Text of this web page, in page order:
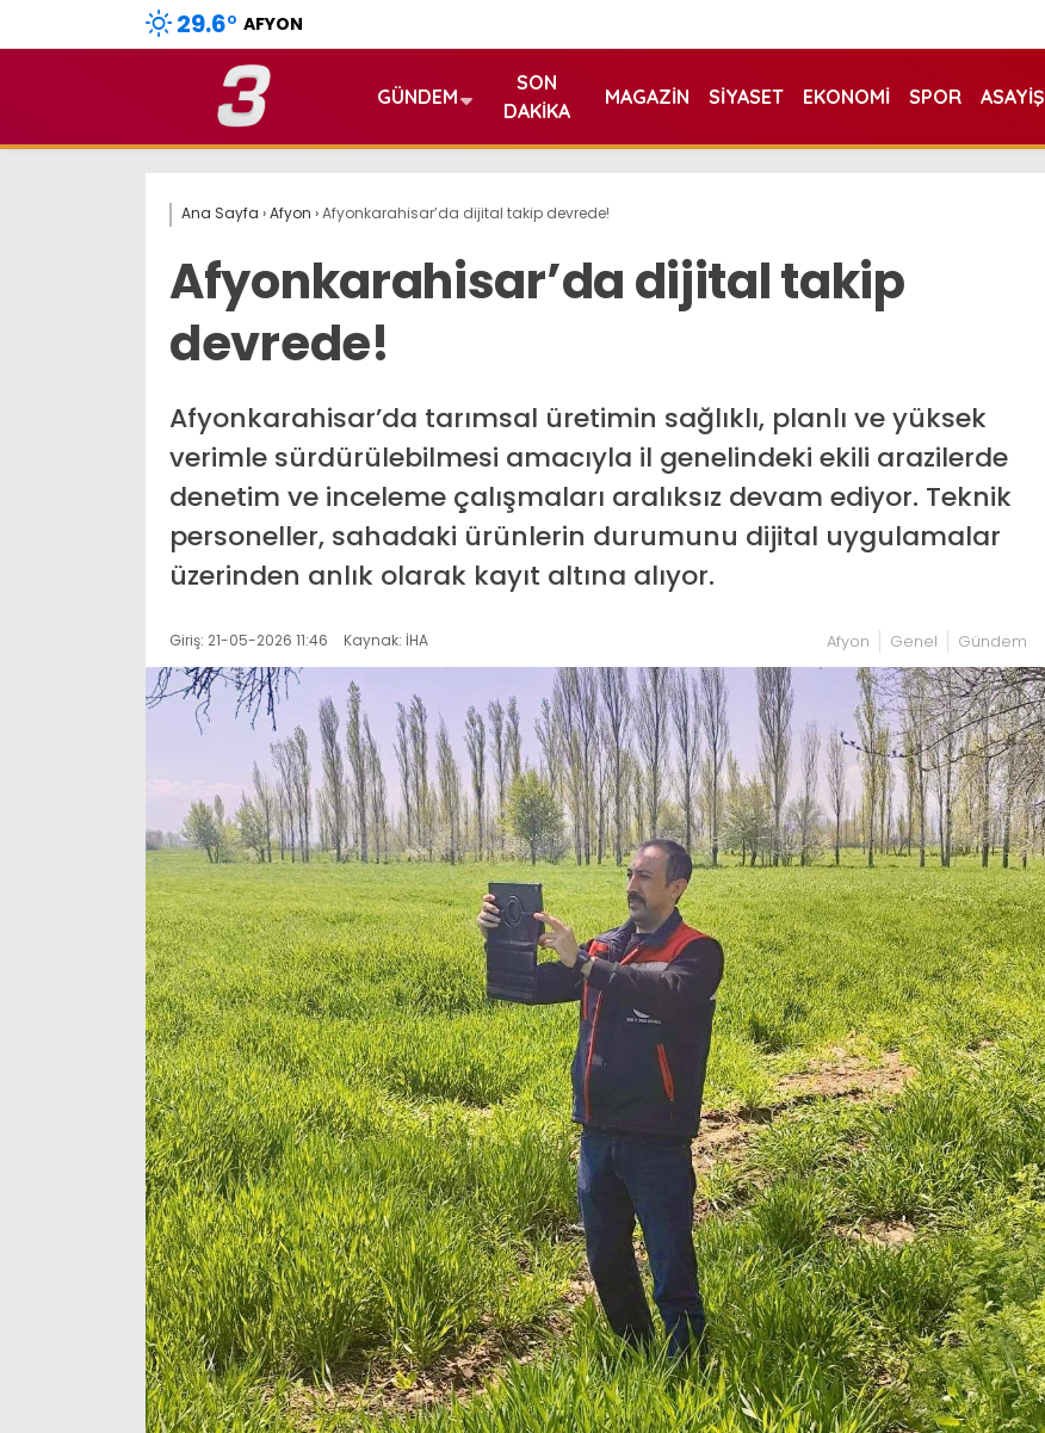
29.6° AFYON
GÜNDEM
SON
DAKIKA
MAGAZIN SIYASET EKONOMI SPOR ASAYIŞ
Ana Sayfa ›Afyon ›Afyonkarahisar’da dijital takip devrede!
Afyonkarahisar’da dijital takip
devrede!
Afyonkarahisar’da tarımsal üretimin sağlıklı, planlı ve yüksek
verimle sürdürülebilmesi amacıyla il genelindeki ekili arazilerde
denetim ve inceleme çalışmaları aralıksız devam ediyor. Teknik
personeller, sahadaki ürünlerin durumunu dijital uygulamalar
üzerinden anlık olarak kayıt altına alıyor.
Giriş: 21-05-2026 11:46 Kaynak: İHA Afyon Genel Gündem